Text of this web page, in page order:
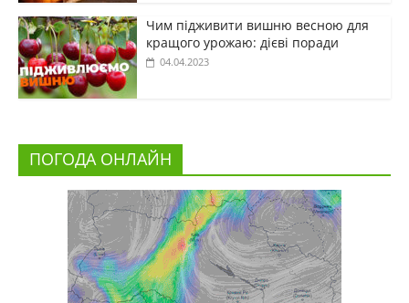
Чим підживити вишню весною для
кращого урожаю: дієві поради
04.04.2023
ПОГОДА ОНЛАЙН